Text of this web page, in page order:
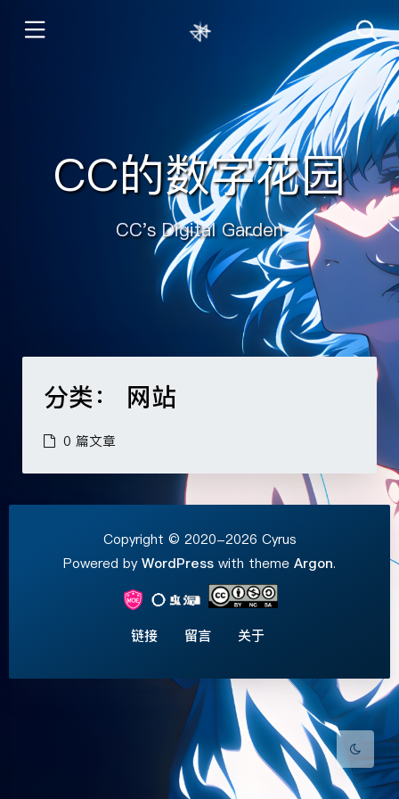
CC的数字花园
CC's Digital Garden
Sans Serif
关闭 日落 暗化 灰度
分类： 网站
0 篇文章
Copyright © 2020-2026 Cyrus
Powered byWordPress with theme Argon.
链接 留言 关于